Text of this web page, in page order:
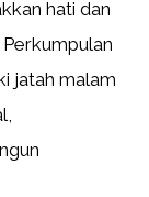
hati dan
jatah malam